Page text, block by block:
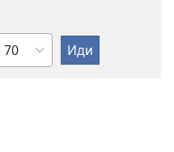
Поглавље